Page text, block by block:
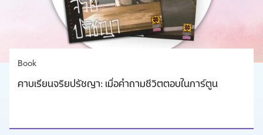
Book
คาบเรียนจริยปรัชญา: เมื่อคำถามชีวิตตอบในการ์ตูน